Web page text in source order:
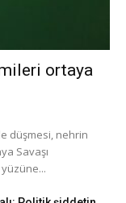
ortaya
düşmesi, nehrin
Savaşı